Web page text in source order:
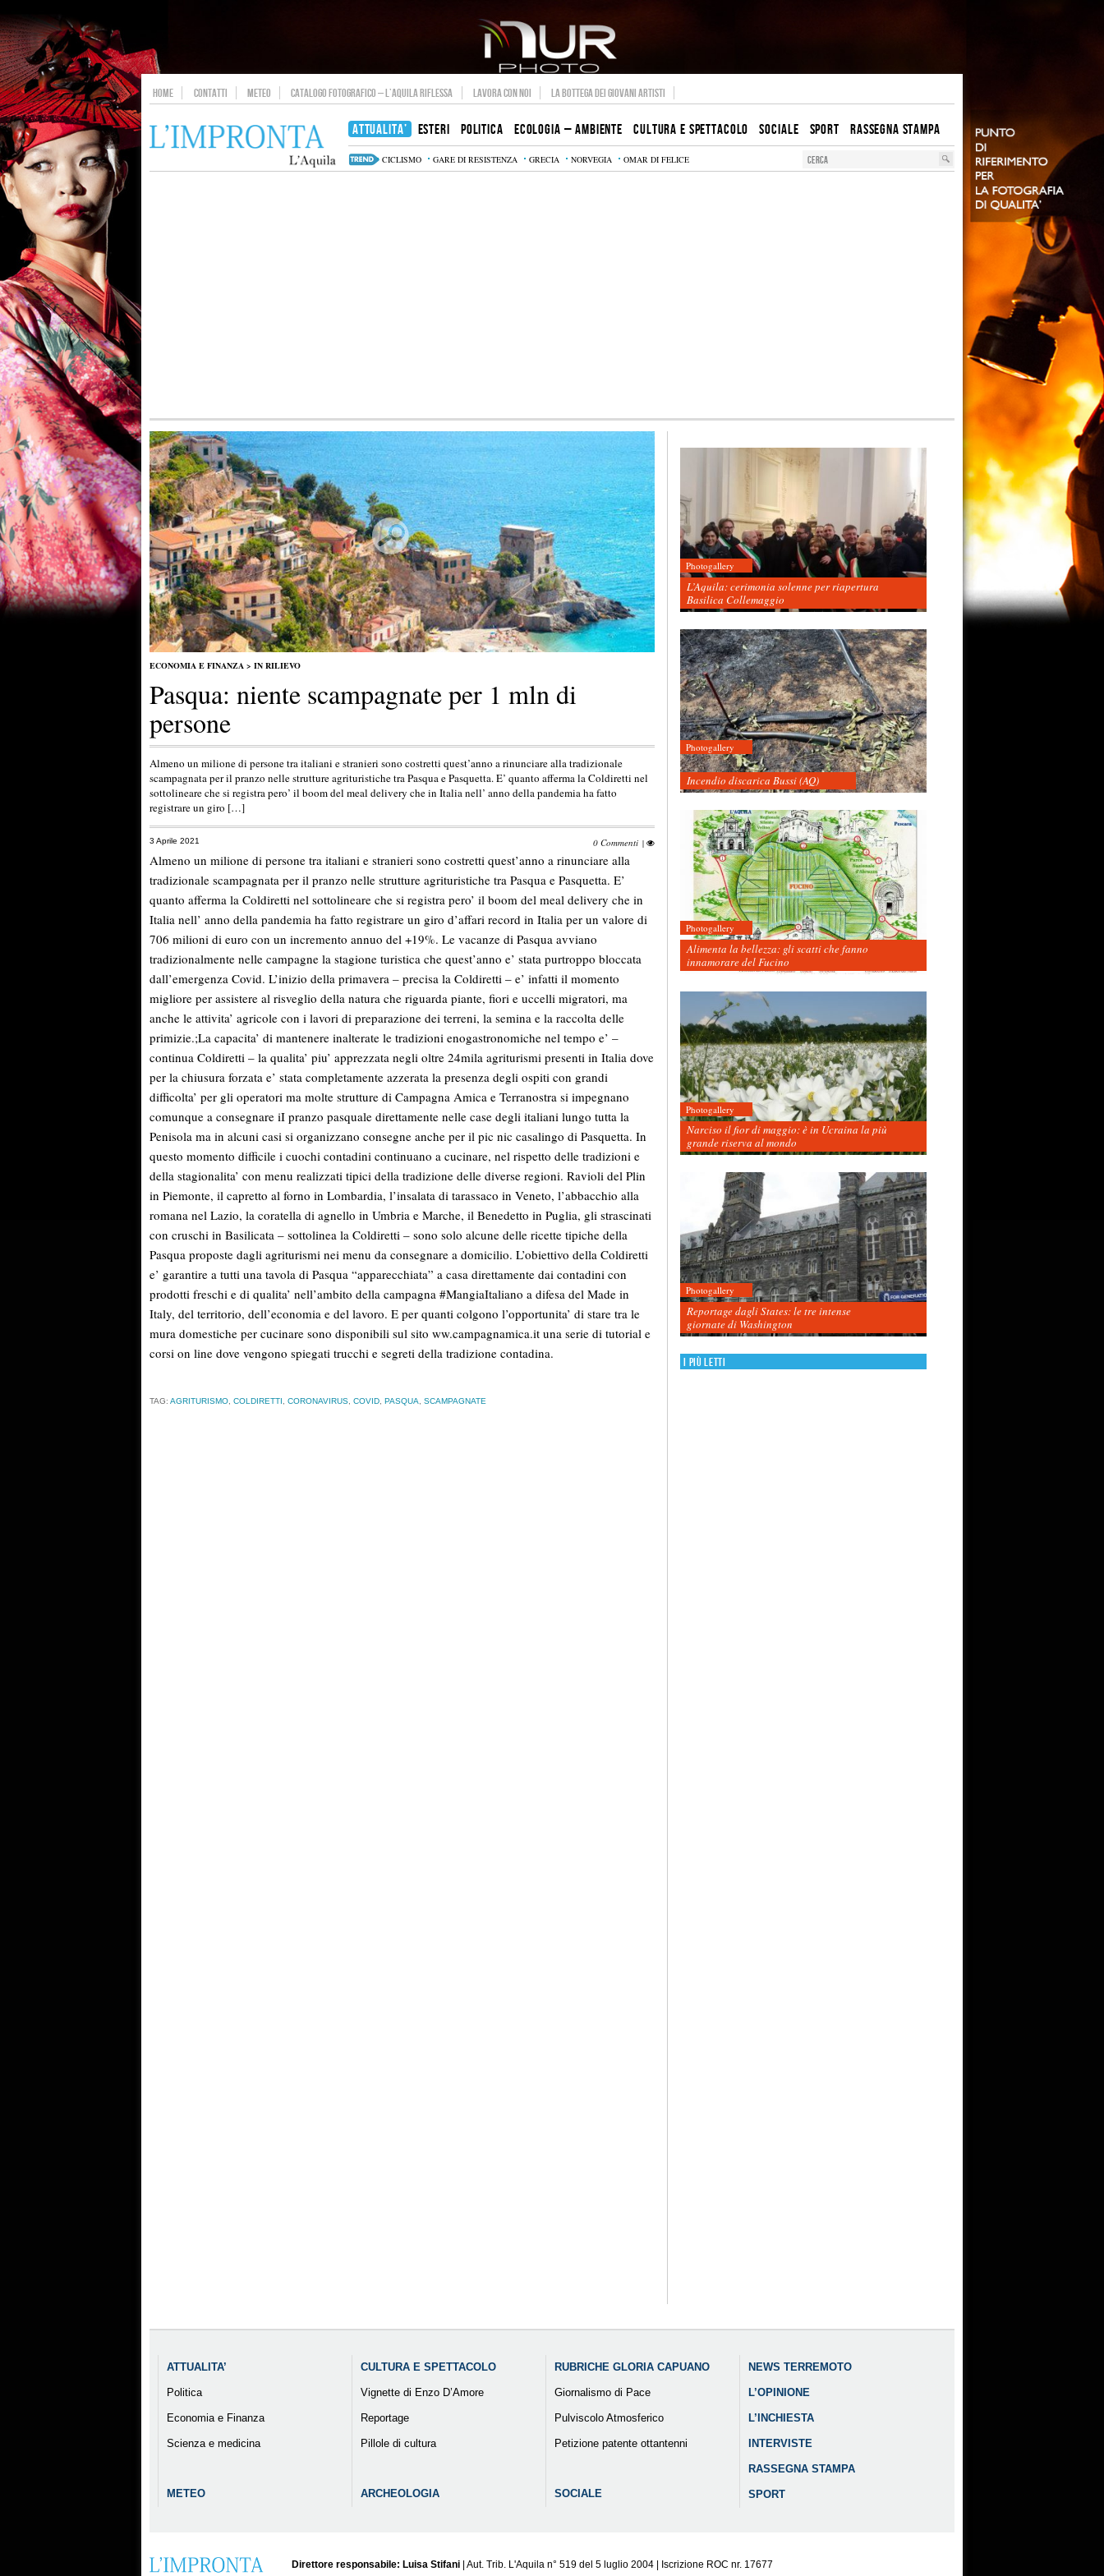
HOME CONTATTI METEO CATALOGO FOTOGRAFICO – L’AQUILA RIFLESSA LAVORA CON NOI LA BOTTEGA DEI GIOVANI ARTISTI
ATTUALITA’ ESTERI POLITICA ECOLOGIA – AMBIENTE CULTURA E SPETTACOLO SOCIALE SPORT RASSEGNA STAMPA
CICLISMO GARE DI RESISTENZA GRECIA NORVEGIA OMAR DI FELICE
ECONOMIA E FINANZA > IN RILIEVO
Pasqua: niente scampagnate per 1 mln di
persone
Almeno un milione di persone tra italiani e stranieri sono costretti quest’anno a rinunciare alla tradizionale
scampagnata per il pranzo nelle strutture agrituristiche tra Pasqua e Pasquetta. E’ quanto afferma la Coldiretti nel
sottolineare che si registra pero’ il boom del meal delivery che in Italia nell’ anno della pandemia ha fatto
registrare un giro […]
3 Aprile 2021 0 Commenti |
Almeno un milione di persone tra italiani e stranieri sono costretti quest’anno a rinunciare alla
tradizionale scampagnata per il pranzo nelle strutture agrituristiche tra Pasqua e Pasquetta. E’
quanto afferma la Coldiretti nel sottolineare che si registra pero’ il boom del meal delivery che in
Italia nell’ anno della pandemia ha fatto registrare un giro d’affari record in Italia per un valore di
706 milioni di euro con un incremento annuo del +19%. Le vacanze di Pasqua avviano
tradizionalmente nelle campagne la stagione turistica che quest’anno e’ stata purtroppo bloccata
dall’emergenza Covid. L’inizio della primavera – precisa la Coldiretti – e’ infatti il momento
migliore per assistere al risveglio della natura che riguarda piante, fiori e uccelli migratori, ma
anche le attivita’ agricole con i lavori di preparazione dei terreni, la semina e la raccolta delle
primizie.;La capacita’ di mantenere inalterate le tradizioni enogastronomiche nel tempo e’ –
continua Coldiretti – la qualita’ piu’ apprezzata negli oltre 24mila agriturismi presenti in Italia dove
per la chiusura forzata e’ stata completamente azzerata la presenza degli ospiti con grandi
difficolta’ per gli operatori ma molte strutture di Campagna Amica e Terranostra si impegnano
comunque a consegnare iI pranzo pasquale direttamente nelle case degli italiani lungo tutta la
Penisola ma in alcuni casi si organizzano consegne anche per il pic nic casalingo di Pasquetta. In
questo momento difficile i cuochi contadini continuano a cucinare, nel rispetto delle tradizioni e
della stagionalita’ con menu realizzati tipici della tradizione delle diverse regioni. Ravioli del Plin
in Piemonte, il capretto al forno in Lombardia, l’insalata di tarassaco in Veneto, l’abbacchio alla
romana nel Lazio, la coratella di agnello in Umbria e Marche, il Benedetto in Puglia, gli strascinati
con cruschi in Basilicata – sottolinea la Coldiretti – sono solo alcune delle ricette tipiche della
Pasqua proposte dagli agriturismi nei menu da consegnare a domicilio. L’obiettivo della Coldiretti
e’ garantire a tutti una tavola di Pasqua “apparecchiata” a casa direttamente dai contadini con
prodotti freschi e di qualita’ nell’ambito della campagna #MangiaItaliano a difesa del Made in
Italy, del territorio, dell’economia e del lavoro. E per quanti colgono l’opportunita’ di stare tra le
mura domestiche per cucinare sono disponibili sul sito ww.campagnamica.it una serie di tutorial e
corsi on line dove vengono spiegati trucchi e segreti della tradizione contadina.
TAG: AGRITURISMO, COLDIRETTI, CORONAVIRUS, COVID, PASQUA, SCAMPAGNATE
Photogallery
L’Aquila: cerimonia solenne per riapertura
Basilica Collemaggio
Photogallery
Incendio discarica Bussi (AQ)
Photogallery
Alimenta la bellezza: gli scatti che fanno
innamorare del Fucino
Photogallery
Narciso il fior di maggio: è in Ucraina la più
grande riserva al mondo
Photogallery
Reportage dagli States: le tre intense
giornate di Washington
I più letti
ATTUALITA’
Politica
Economia e Finanza
Scienza e medicina
METEO
CULTURA E SPETTACOLO
Vignette di Enzo D’Amore
Reportage
Pillole di cultura
ARCHEOLOGIA
RUBRICHE GLORIA CAPUANO
Giornalismo di Pace
Pulviscolo Atmosferico
Petizione patente ottantenni
SOCIALE
NEWS TERREMOTO
L’OPINIONE
L’INCHIESTA
INTERVISTE
RASSEGNA STAMPA
SPORT
Direttore responsabile: Luisa Stifani | Aut. Trib. L'Aquila n° 519 del 5 luglio 2004 | Iscrizione ROC nr. 17677